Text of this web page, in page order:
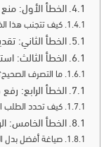
الخطأ الأول:
كيف تتجنب هذا
الخطأ الثاني:
الخطأ الثالث:
ما التصرف
الخطأ الرابع:
كيف تحدد الطلب
الخطأ الخامس:
صياغة أفضل بدل